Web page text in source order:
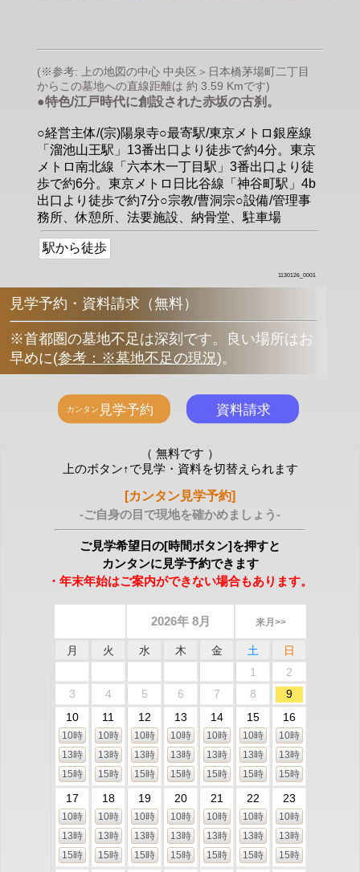
(※参考: 上の地図の中心 中央区＞日本橋茅場町二丁目
からこの墓地への直線距離は 約 3.59 Kmです)
●特色/江戸時代に創設された赤坂の古刹。
○経営主体/(宗)陽泉寺○最寄駅/東京メトロ銀座線
「溜池山王駅」13番出口より徒歩で約4分。東京
メトロ南北線「六本木一丁目駅」3番出口より徒
歩で約6分。東京メトロ日比谷線「神谷町駅」4b
出口より徒歩で約7分○宗教/曹洞宗○設備/管理事
務所、休憩所、法要施設、納骨堂、駐車場
駅から徒歩
1130126_0001
見学予約・資料請求（無料）
※首都圏の墓地不足は深刻です。良い場所はお
早めに(参考：※墓地不足の現況)。
（ 無料です ）
上のボタン↑で見学・資料を切替えられます
[カンタン見学予約]
-ご自身の目で現地を確かめましょう-
ご見学希望日の[時間ボタン]を押すと
カンタンに見学予約できます
・年末年始はご案内ができない場合もあります。
2026年 8月 来月>>
月 火 水 木 金 土
日
1
2
3
4 5 6 7 8
9
10
10時
13時
15時
11
10時
13時
15時
12
10時
13時
15時
13
10時
13時
15時
14
10時
13時
15時
15
10時
13時
15時
16
10時
13時
15時
17
10時
13時
15時
18
10時
13時
15時
19
10時
13時
15時
20
10時
13時
15時
21
10時
13時
15時
22
10時
13時
15時
23
10時
13時
15時